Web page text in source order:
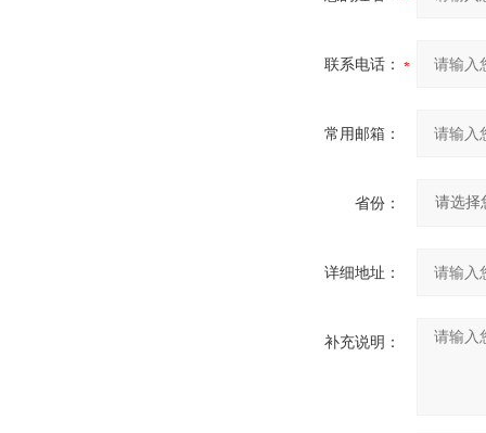
联系电话：
常用邮箱：
省份：
详细地址：
补充说明：